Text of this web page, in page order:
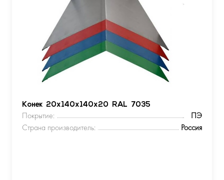
Конек 20х140х140х20 RAL 7035
Покрытие:
ПЭ
Страна производитель:
Россия